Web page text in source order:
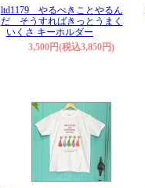
ltd1179 やるべきことやるん
だ そうすればきっとうまく
いくさ キーホルダー
3,500円(税込3,850円)